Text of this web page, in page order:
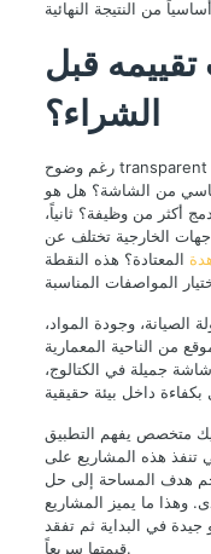
قبل
الشراء؟
رغم وضوح transparent LED display benefits، القرار الصحيح
من الشاشة؟ هل هو
أكثر من وظيفة؟ ثانياً،
الخارجية تختلف عن
المعتادة؟ هذه النقطة
وجودة المواد،
من الناحية المعمارية
جميلة في الكتالوج،
متخصص يفهم التطبيق
تنفذ هذه المشاريع على
هدف المساحة إلى حل
وهذا ما يميز المشاريع
جيدة في البداية ثم تفقد
قيمتها سريعاً.